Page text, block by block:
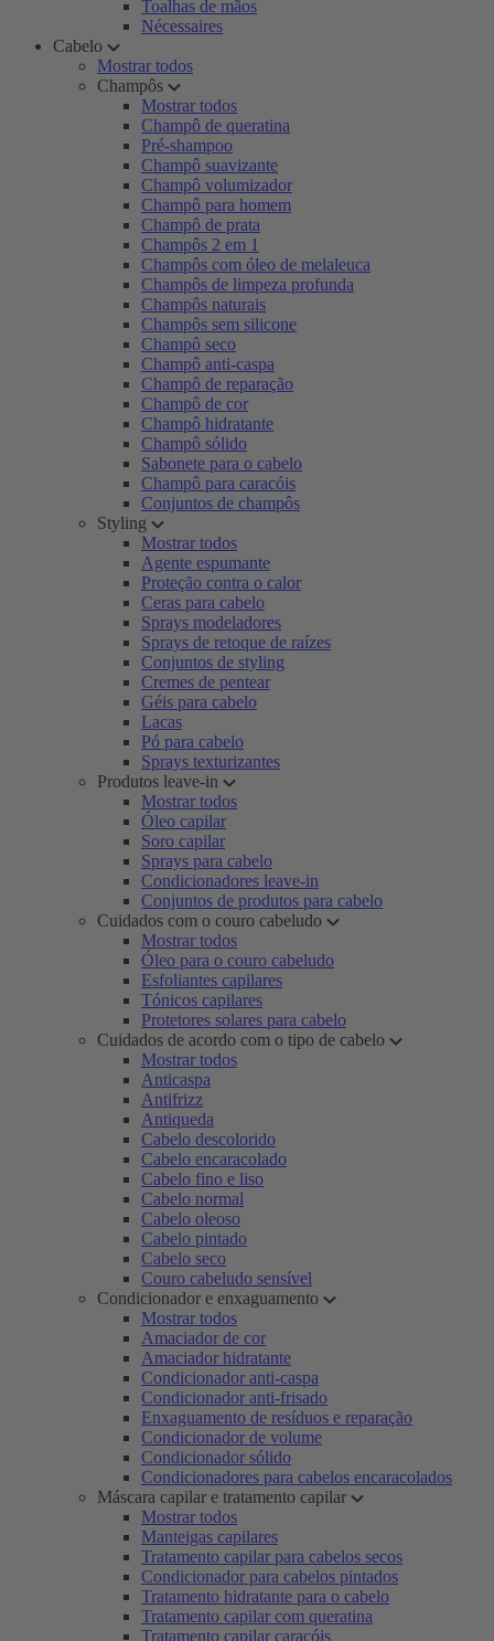
Toalhas de mãos
Nécessaires
Cabelo
Mostrar todos
Champôs
Mostrar todos
Champô de queratina
Pré-shampoo
Champô suavizante
Champô volumizador
Champô para homem
Champô de prata
Champôs 2 em 1
Champôs com óleo de melaleuca
Champôs de limpeza profunda
Champôs naturais
Champôs sem silicone
Champô seco
Champô anti-caspa
Champô de reparação
Champô de cor
Champô hidratante
Champô sólido
Sabonete para o cabelo
Champô para caracóis
Conjuntos de champôs
Styling
Mostrar todos
Agente espumante
Proteção contra o calor
Ceras para cabelo
Sprays modeladores
Sprays de retoque de raízes
Conjuntos de styling
Cremes de pentear
Géis para cabelo
Lacas
Pó para cabelo
Sprays texturizantes
Produtos leave-in
Mostrar todos
Óleo capilar
Soro capilar
Sprays para cabelo
Condicionadores leave-in
Conjuntos de produtos para cabelo
Cuidados com o couro cabeludo
Mostrar todos
Óleo para o couro cabeludo
Esfoliantes capilares
Tónicos capilares
Protetores solares para cabelo
Cuidados de acordo com o tipo de cabelo
Mostrar todos
Anticaspa
Antifrizz
Antiqueda
Cabelo descolorido
Cabelo encaracolado
Cabelo fino e liso
Cabelo normal
Cabelo oleoso
Cabelo pintado
Cabelo seco
Couro cabeludo sensível
Condicionador e enxaguamento
Mostrar todos
Amaciador de cor
Amaciador hidratante
Condicionador anti-caspa
Condicionador anti-frisado
Enxaguamento de resíduos e reparação
Condicionador de volume
Condicionador sólido
Condicionadores para cabelos encaracolados
Máscara capilar e tratamento capilar
Mostrar todos
Manteigas capilares
Tratamento capilar para cabelos secos
Condicionador para cabelos pintados
Tratamento hidratante para o cabelo
Tratamento capilar com queratina
Tratamento capilar caracóis